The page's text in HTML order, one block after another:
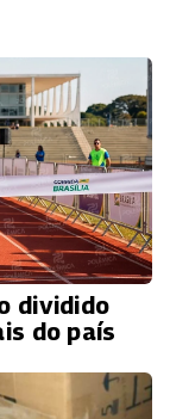
dividido
do país